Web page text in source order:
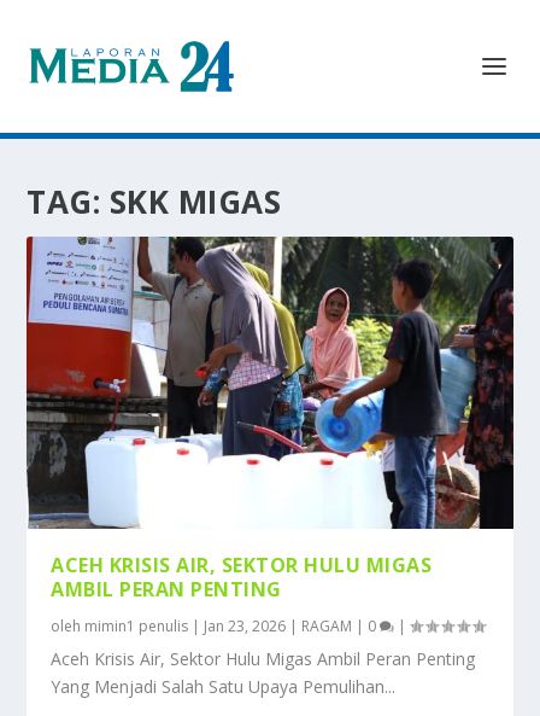
TAG: SKK MIGAS
ACEH KRISIS AIR, SEKTOR HULU MIGAS
AMBIL PERAN PENTING
oleh mimin1 penulis | Jan 23, 2026 | RAGAM | 0 |
Aceh Krisis Air, Sektor Hulu Migas Ambil Peran Penting
Yang Menjadi Salah Satu Upaya Pemulihan...